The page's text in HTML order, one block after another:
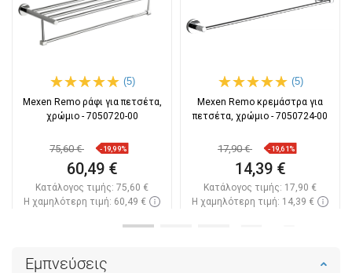
(5)
Mexen Remo ράφι για πετσέτα,
χρώμιο - 7050720-00
75,60 € -19,99%
60,49 €
Κατάλογος τιμής: 75,60 €
Η χαμηλότερη τιμή: 60,49 €
(5)
Mexen Remo κρεμάστρα για
πετσέτα, χρώμιο - 7050724-00
17,90 € -19,61%
14,39 €
Κατάλογος τιμής: 17,90 €
Η χαμηλότερη τιμή: 14,39 €
Εμπνεύσεις